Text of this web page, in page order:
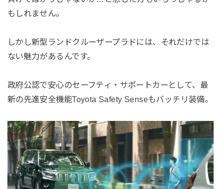
もしれません。
しかし新型ランドクルーザープラドには、それだけでは
ない魅力があるんです。
政府公認で安心のセーフティ・サポートカーとして、最
新の先進安全機能Toyota Safety Senseもバッチリ装備。